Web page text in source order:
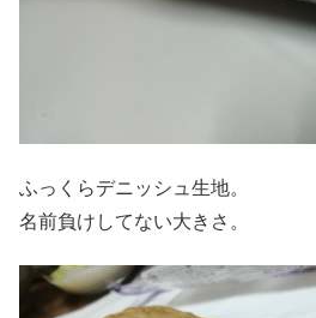
ふっくらデニッシュ生地。
名前負けしてない大きさ。